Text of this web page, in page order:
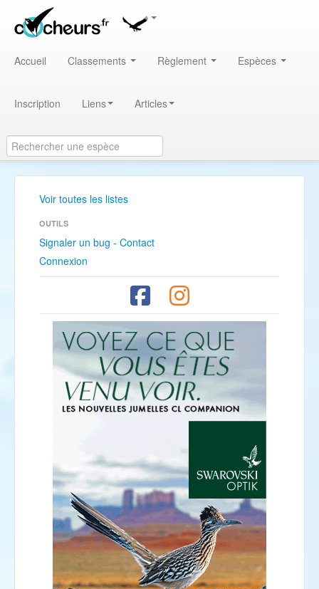
Accueil Classements Règlement Espèces
Inscription Liens Articles
Voir toutes les listes
OUTILS
Signaler un bug - Contact
Connexion